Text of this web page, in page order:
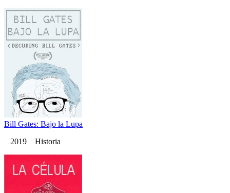
Bill Gates: Bajo la Lupa
2019 Historia